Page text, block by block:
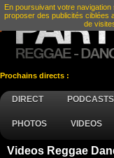
Prochains directs :
DIRECT PODCASTS
PHOTOS VIDEOS
Videos Reggae
En poursuivant votre
proposer des publicités ciblées
de